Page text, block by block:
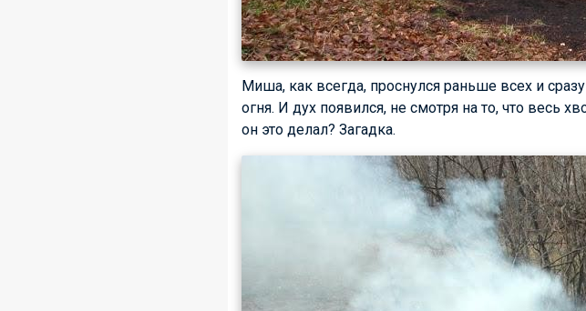
Миша, как всегда, проснулся раньше всех и
огня. И дух появился, не смотря на то, что весь
он это делал? Загадка.